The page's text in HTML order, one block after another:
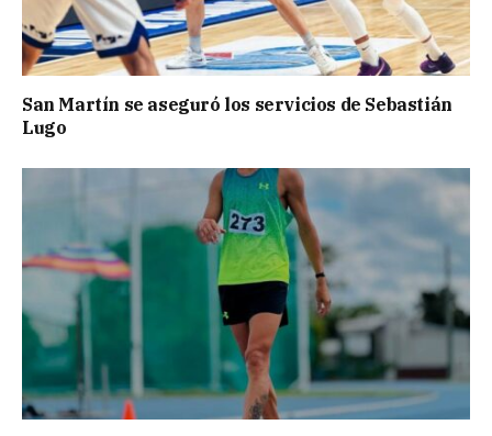
San Martín se aseguró los servicios de Sebastián
Lugo